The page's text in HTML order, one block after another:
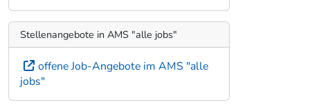
Stellenangebote in AMS "alle jobs"
offene Job-Angebote im AMS "alle
jobs"